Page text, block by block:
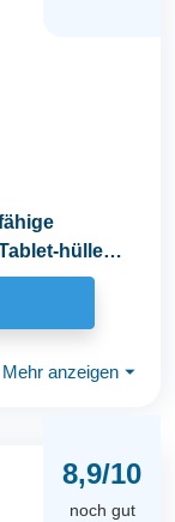
hülle
Mehr anzeigen ⏷
8,9/10
noch gut